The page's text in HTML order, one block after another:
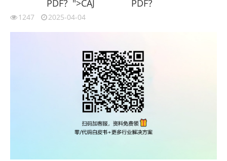
PDF？">CAJ PDF？
1247 2025-04-04